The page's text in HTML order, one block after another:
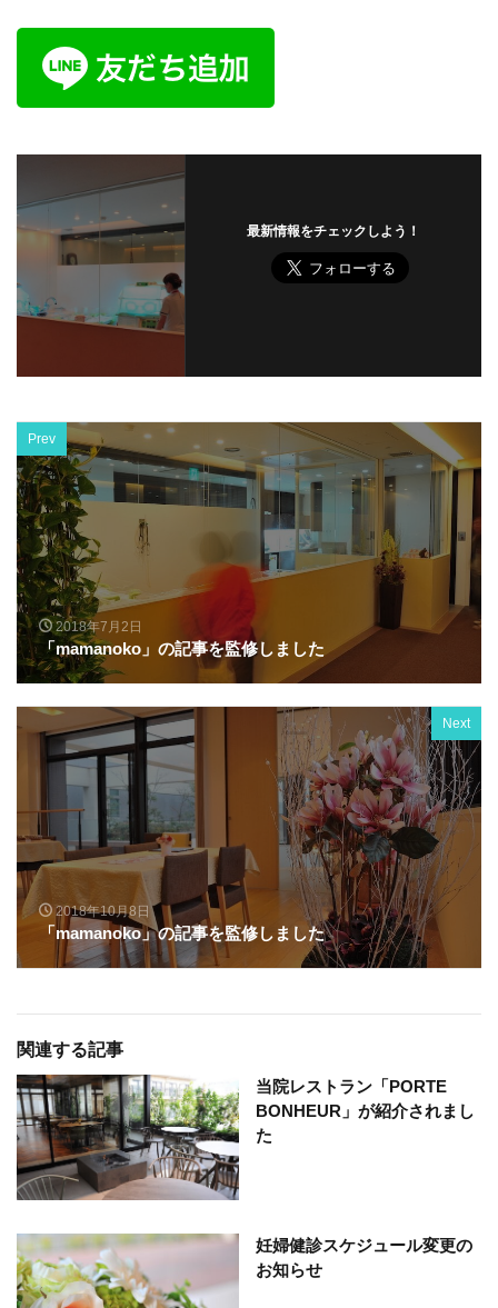
最新情報をチェックしよう！
Prev
2018年7月2日
「mamanoko」の記事を監修しました
Next
2018年10月8日
「mamanoko」の記事を監修しました
関連する記事
当院レストラン「PORTE
BONHEUR」が紹介されまし
た
妊婦健診スケジュール変更の
お知らせ